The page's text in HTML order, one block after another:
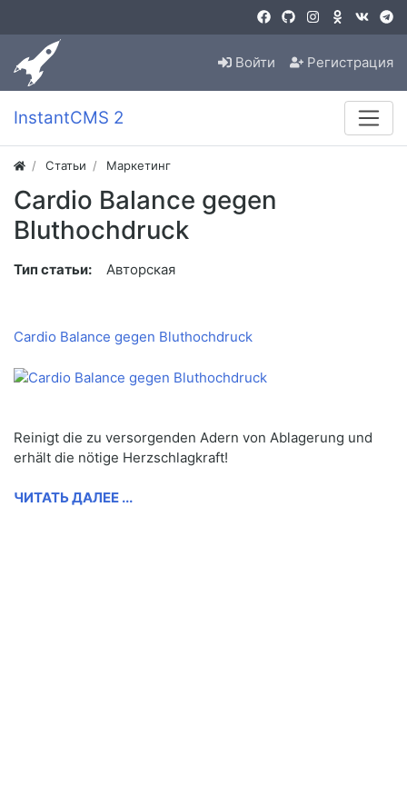
Войти Регистрация
InstantCMS 2
Статьи Маркетинг
Cardio Balance gegen
Bluthochdruck
Тип статьи: Авторская
Cardio Balance gegen Bluthochdruck
Reinigt die zu versorgenden Adern von Ablagerung und
erhält die nötige Herzschlagkraft!
ЧИТАТЬ ДАЛЕЕ ...